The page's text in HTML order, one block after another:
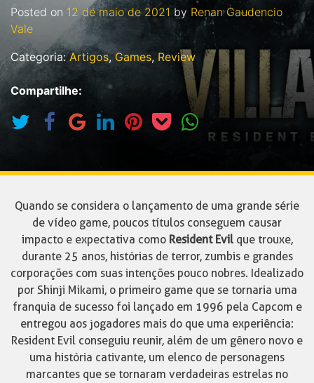
Posted on 12 de maio de 2021 by Renan Gaudencio
Vale
Categoria:Artigos, Games, Review
Compartilhe:
Quando se considera o lançamento de uma grande série
de vídeo game, poucos títulos conseguem causar
impacto e expectativa como Resident Evilque trouxe,
durante 25 anos, histórias de terror, zumbis e grandes
corporações com suas intenções pouco nobres. Idealizado
por Shinji Mikami, o primeiro game que se tornaria uma
franquia de sucesso foi lançado em 1996 pela Capcom e
entregou aos jogadores mais do que uma experiência:
Resident Evil conseguiu reunir, além de um gênero novo e
uma história cativante, um elenco de personagens
marcantes que se tornaram verdadeiras estrelas no